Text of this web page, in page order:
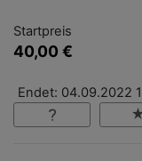
Startpreis
40,00 €
Endet: 04.09.2022